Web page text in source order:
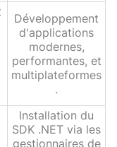
Développement
d'applications
modernes,
performantes, et
multiplateformes
.
Installation du
SDK .NET via les
gestionnaires de